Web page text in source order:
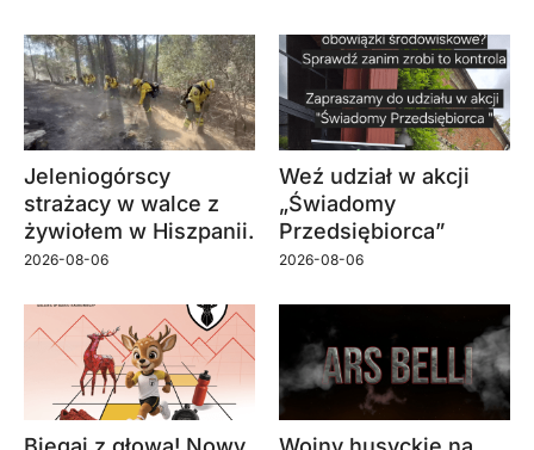
Jeleniogórscy
strażacy w walce z
żywiołem w Hiszpanii.
2026-08-06
Weź udział w akcji
„Świadomy
Przedsiębiorca”
2026-08-06